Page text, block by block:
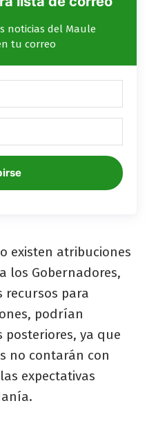
noticias del Maule
tu correo
existen atribuciones
los Gobernadores,
recursos para
podrían
posteriores, ya que
no contarán con
expectativas